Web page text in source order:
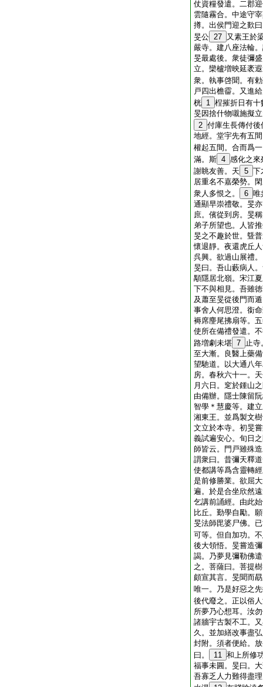
仗資糧發遣。二郡
雲隨霧合。中途守
撙。出侯門迎之歎
旻公 27 又素王於
嚴寺。建八座法輪
旻最處後。衆徒彌
立。欒櫨増映延袤
衆。執事啓聞。有
戸四出檐霤。又進
桄 1 桯摧折日有十
旻因捨什物嚫施擬
2 付庫生長傳付
地經。堂宇先有五
權起五間。合而爲
滿。斯 4 感化之來
謝眺友善。天 5 下
居重名不嘉榮勢。
衆人多恨之。
6 唯
通顯早崇禮敬。旻
庶。儐從到房。旻
弟子所望也。人皆
旻之不趣於世。曁
懷退靜。夜還虎丘
呉興。欲過山展禮
旻曰。吾山藪病人
顒隱居北嶺。宋江
下不與相見。吾雖
及蕭至旻從後門而
事舍人何思澄。銜
褥席麈尾拂扇等。
使所在備禮發遣。
路増劇未堪 7 止寺
至大漸。良醫上藥
望馳道。以大通八
房。春秋六十一。
月六日。窆於鍾山
由備辦。隱士陳留
智學＊慧慶等。建
湘東王。並爲製文
文立於本寺。初旻
義試遍安心。旬日
師皆云。門戸雖殊
謂衆曰。昔彌天釋
使都講等爲含靈轉
是前修勝業。欲屈
遍。於是合坐欣然
乞講前誦經。由此
比丘。勤學自勵。
旻法師毘婆尸佛。
可等。但自加功。
後大領悟。旻嘗造
謁。乃夢見彌勒佛
之。菩薩曰。菩提
頗宣其言。旻聞而
唯一。乃是好惡之
後代廢之。正以俗
所夢乃心想耳。汝
諸牆宇古製不工。
久。並加繕改事盡
封附。須者便給。
曰。
11 和上所修
福事未圓。旻曰。
吾寡乏人力難得盡